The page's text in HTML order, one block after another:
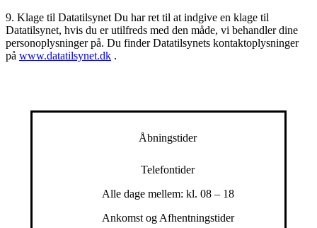
9. Klage til Datatilsynet Du har ret til at indgive en klage til
Datatilsynet, hvis du er utilfreds med den måde, vi behandler dine
personoplysninger på. Du finder Datatilsynets kontaktoplysninger
på www.datatilsynet.dk .
Åbningstider
Telefontider
Alle dage mellem: kl. 08 – 18
Ankomst og Afhentningstider